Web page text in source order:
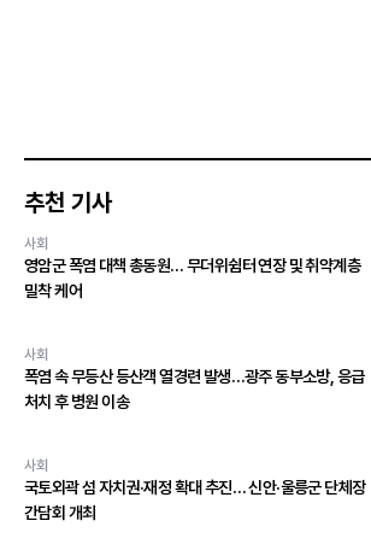
추천 기사
사회
영암군 폭염 대책 총동원… 무더위쉼터 연장 및 취약계층
밀착 케어
사회
폭염 속 무등산 등산객 열경련 발생…광주 동부소방, 응급
처치 후 병원 이송
사회
국토외곽 섬 자치권·재정 확대 추진… 신안·울릉군 단체장
간담회 개최